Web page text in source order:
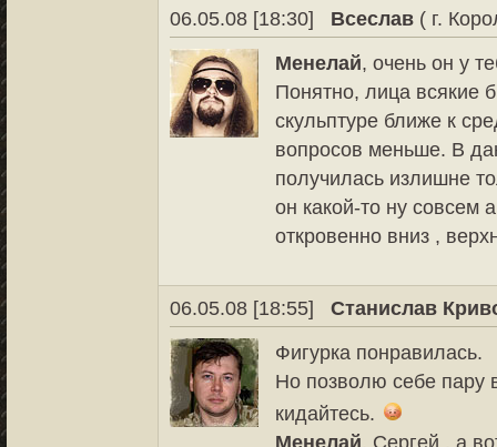
06.05.08 [18:30] Всеслав ( г.
Менелай, очень он у
Понятно, лица
скульптуре ближе к
вопросов меньше. В
получилась излишне
он какой-то ну совсем
откровенно вниз ,
06.05.08 [18:55]
Станислав
Фигурка понравилась.
Но позволю себе пару
кидайтесь.